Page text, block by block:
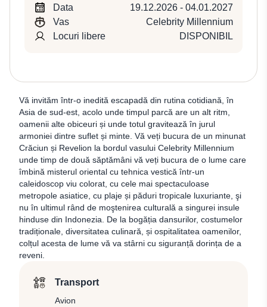
Vă invităm într-o inedită escapadă din rutina cotidiană, în
Asia de sud-est, acolo unde timpul parcă are un alt ritm,
oamenii alte obiceuri și unde totul gravitează în jurul
armoniei dintre suflet și minte. Vă veți bucura de un minunat
Crăciun și Revelion la bordul vasului Celebrity Millennium
unde timp de două săptămâni vă veți bucura de o lume care
îmbină misterul oriental cu tehnica vestică într-un
caleidoscop viu colorat, cu cele mai spectaculoase
metropole asiatice, cu plaje și păduri tropicale luxuriante, şi
nu în ultimul rând de moştenirea culturală a singurei insule
hinduse din Indonezia. De la bogăția dansurilor, costumelor
tradiționale, diversitatea culinară, și ospitalitatea oamenilor,
colțul acesta de lume vă va stârni cu siguranță dorința de a
reveni.
Transport
Avion
Data
19.12.2026 - 04.01.2027
Vas
Celebrity Millennium
Locuri libere
DISPONIBIL